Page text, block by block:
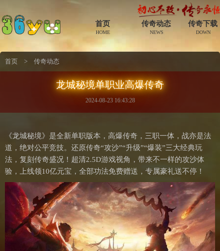
首页
HOME
传奇动态
NEWS
传奇下载
DOWN
首页 > 传奇动态
龙城秘境单职业高爆传奇
2024-08-23 16:43:28
《龙城秘境》是全新单职版本，高爆传奇，三职一体，战亦是法
道，绝对公平竞技。还原传奇“攻沙”“升级”“爆装”三大经典玩
法，复刻传奇盛况！超清2.5D游戏视角，带来不一样的攻沙体
验，上线领10亿元宝，全部功法免费赠送，专属豪礼送不停！